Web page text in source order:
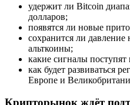
удержит ли Bitcoin
долларов;
появятся ли новые
сохранится ли
альткоины;
какие сигналы
как будет развиваться
Европе и